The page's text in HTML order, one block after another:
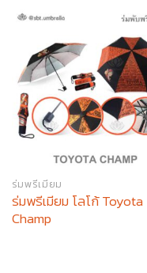
ร่มพรีเมียม
ร่มพรีเมียม โลโก้ Toyota
Champ